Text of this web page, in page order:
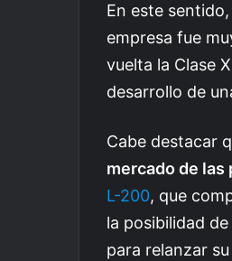
En este
empresa fue
vuelta la Clase
desarrollo de
Cabe destacar
mercado de las
L-200, que
la posibilidad
para relanzar